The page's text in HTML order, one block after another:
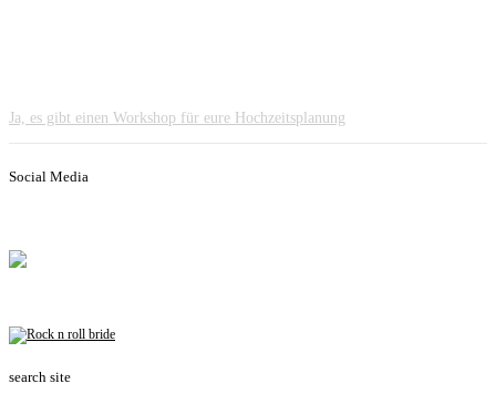
Ja, es gibt einen Workshop für eure Hochzeitsplanung
Social Media
search site